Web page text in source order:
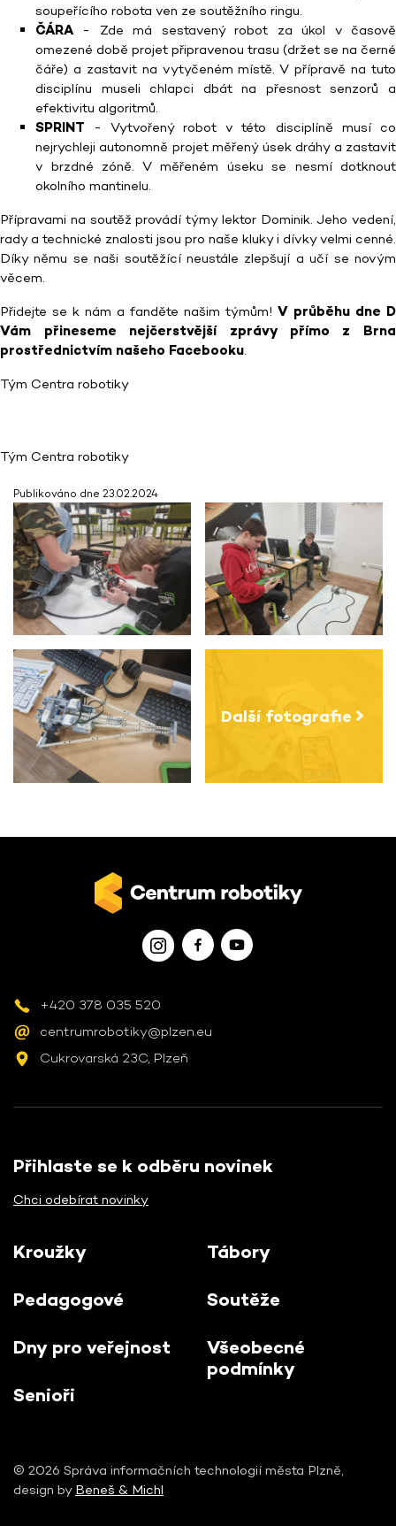
soupeřícího robota ven ze soutěžního ringu.
ČÁRA - Zde má sestavený robot za úkol v časově
omezené době projet připravenou trasu (držet se na černé
čáře) a zastavit na vytyčeném místě. V přípravě na tuto
disciplínu museli chlapci dbát na přesnost senzorů a
efektivitu algoritmů.
SPRINT - Vytvořený robot v této disciplíně musí co
nejrychleji autonomně projet měřený úsek dráhy a zastavit
v brzdné zóně. V měřeném úseku se nesmí dotknout
okolního mantinelu.
Přípravami na soutěž provádí týmy lektor Dominik. Jeho vedení,
rady a technické znalosti jsou pro naše kluky i dívky velmi cenné.
Díky němu se naši soutěžící neustále zlepšují a učí se novým
věcem.
Přidejte se k nám a fanděte našim týmům! V průběhu dne D
Vám přineseme nejčerstvější zprávy přímo z Brna
prostřednictvím našeho Facebooku.
Tým Centra robotiky
Tým Centra robotiky
Publikováno dne 23.02.2024
Další fotografie
+420 378 035 520
centrumrobotiky@plzen.eu
Cukrovarská 23C, Plzeň
Přihlaste se k odběru novinek
Chci odebírat novinky
Kroužky
Pedagogové
Dny pro veřejnost
Senioři
Tábory
Soutěže
Všeobecné
podmínky
© 2026 Správa informačních technologií města Plzně,
design by Beneš & Michl